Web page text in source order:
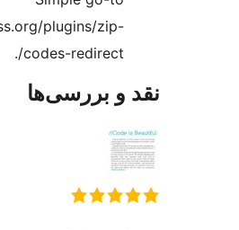
https://wordpress.org/plugins/zip-
و بررسی‌ها